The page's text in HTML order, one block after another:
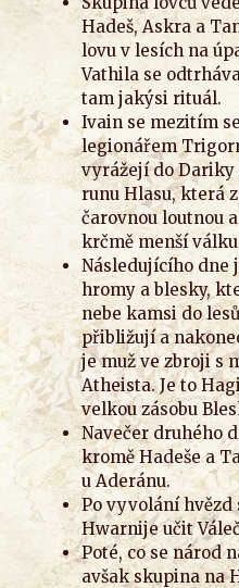
Hadeš, Askra a
lovu v lesích na
Vathila se
tam jakýsi rituál.
Ivain se mezitím
legionářem
vyrážejí do Dariky
runu Hlasu, která
čarovnou loutnou
krčmě menší
Následujícího dne
hromy a blesky,
nebe kamsi do
přibližují a
je muž ve zbroji s
Atheista. Je to
velkou zásobu
Navečer druhého
kromě Hadeše a
u Aderánu.
Po vyvolání hvězd
Hwarnije učit
Poté, co se národ
avšak skupina na